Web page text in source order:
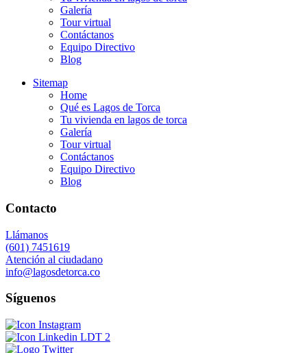
Galería
Tour virtual
Contáctanos
Equipo Directivo
Blog
Sitemap
Home
Qué es Lagos de Torca
Tu vivienda en lagos de torca
Galería
Tour virtual
Contáctanos
Equipo Directivo
Blog
Contacto
Llámanos
(601) 7451619
Atención al ciudadano
info@lagosdetorca.co
Síguenos